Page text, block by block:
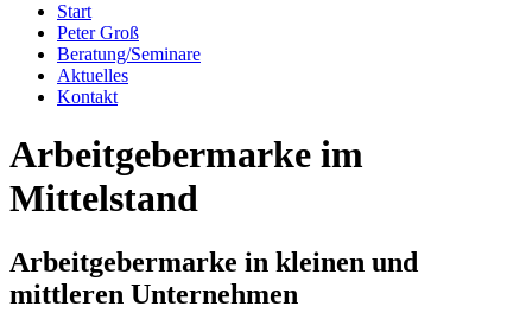
Start
Peter Groß
Beratung/Seminare
Aktuelles
Kontakt
Arbeitgebermarke im
Mittelstand
Arbeitgebermarke in kleinen und
mittleren Unternehmen